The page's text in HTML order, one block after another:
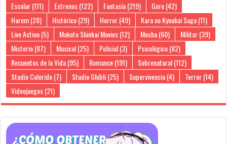
Escolar(111) Estrenos(122) Fantasía(219) Gore(42)
Harem(28) Histórico(29) Horror(49) Kara no Kyoukai Saga(11)
Live Action(5) Makoto Shinkai Movies(12) Mecha(60) Militar(39)
Misterio(87) Musical(25) Policial(3) Psicológico(82)
Recuentos de la Vida(95) Romance(191) Sobrenatural(112)
Studio Colorido(7) Studio Ghibli(25) Supervivencia(4) Terror(14)
Videojuegos(21)